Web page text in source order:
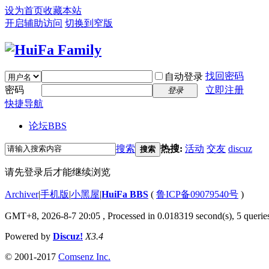
设为首页收藏本站
开启辅助访问 切换到窄版
自动登录 找回密码
密码
登录
立即注册
快捷导航
论坛BBS
搜索 搜索 热搜: 活动 交友 discuz
请先登录后才能继续浏览
Archiver|手机版|小黑屋|HuiFa BBS ( 鲁ICP备09079540号 )
GMT+8, 2026-8-7 20:05 , Processed in 0.018319 second(s), 5
Powered by Discuz! X3.4
© 2001-2017 Comsenz Inc.